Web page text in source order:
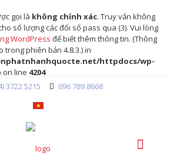
gọi là không chính xác. Truy vấn không
số lượng các đối số pass qua (3). Vui lòng
WordPress để biết thêm thông tin. (Thông
phiên bản 4.8.3.) in
httpdocs/wp-
on line 4204
3722 5215
096 789 8668